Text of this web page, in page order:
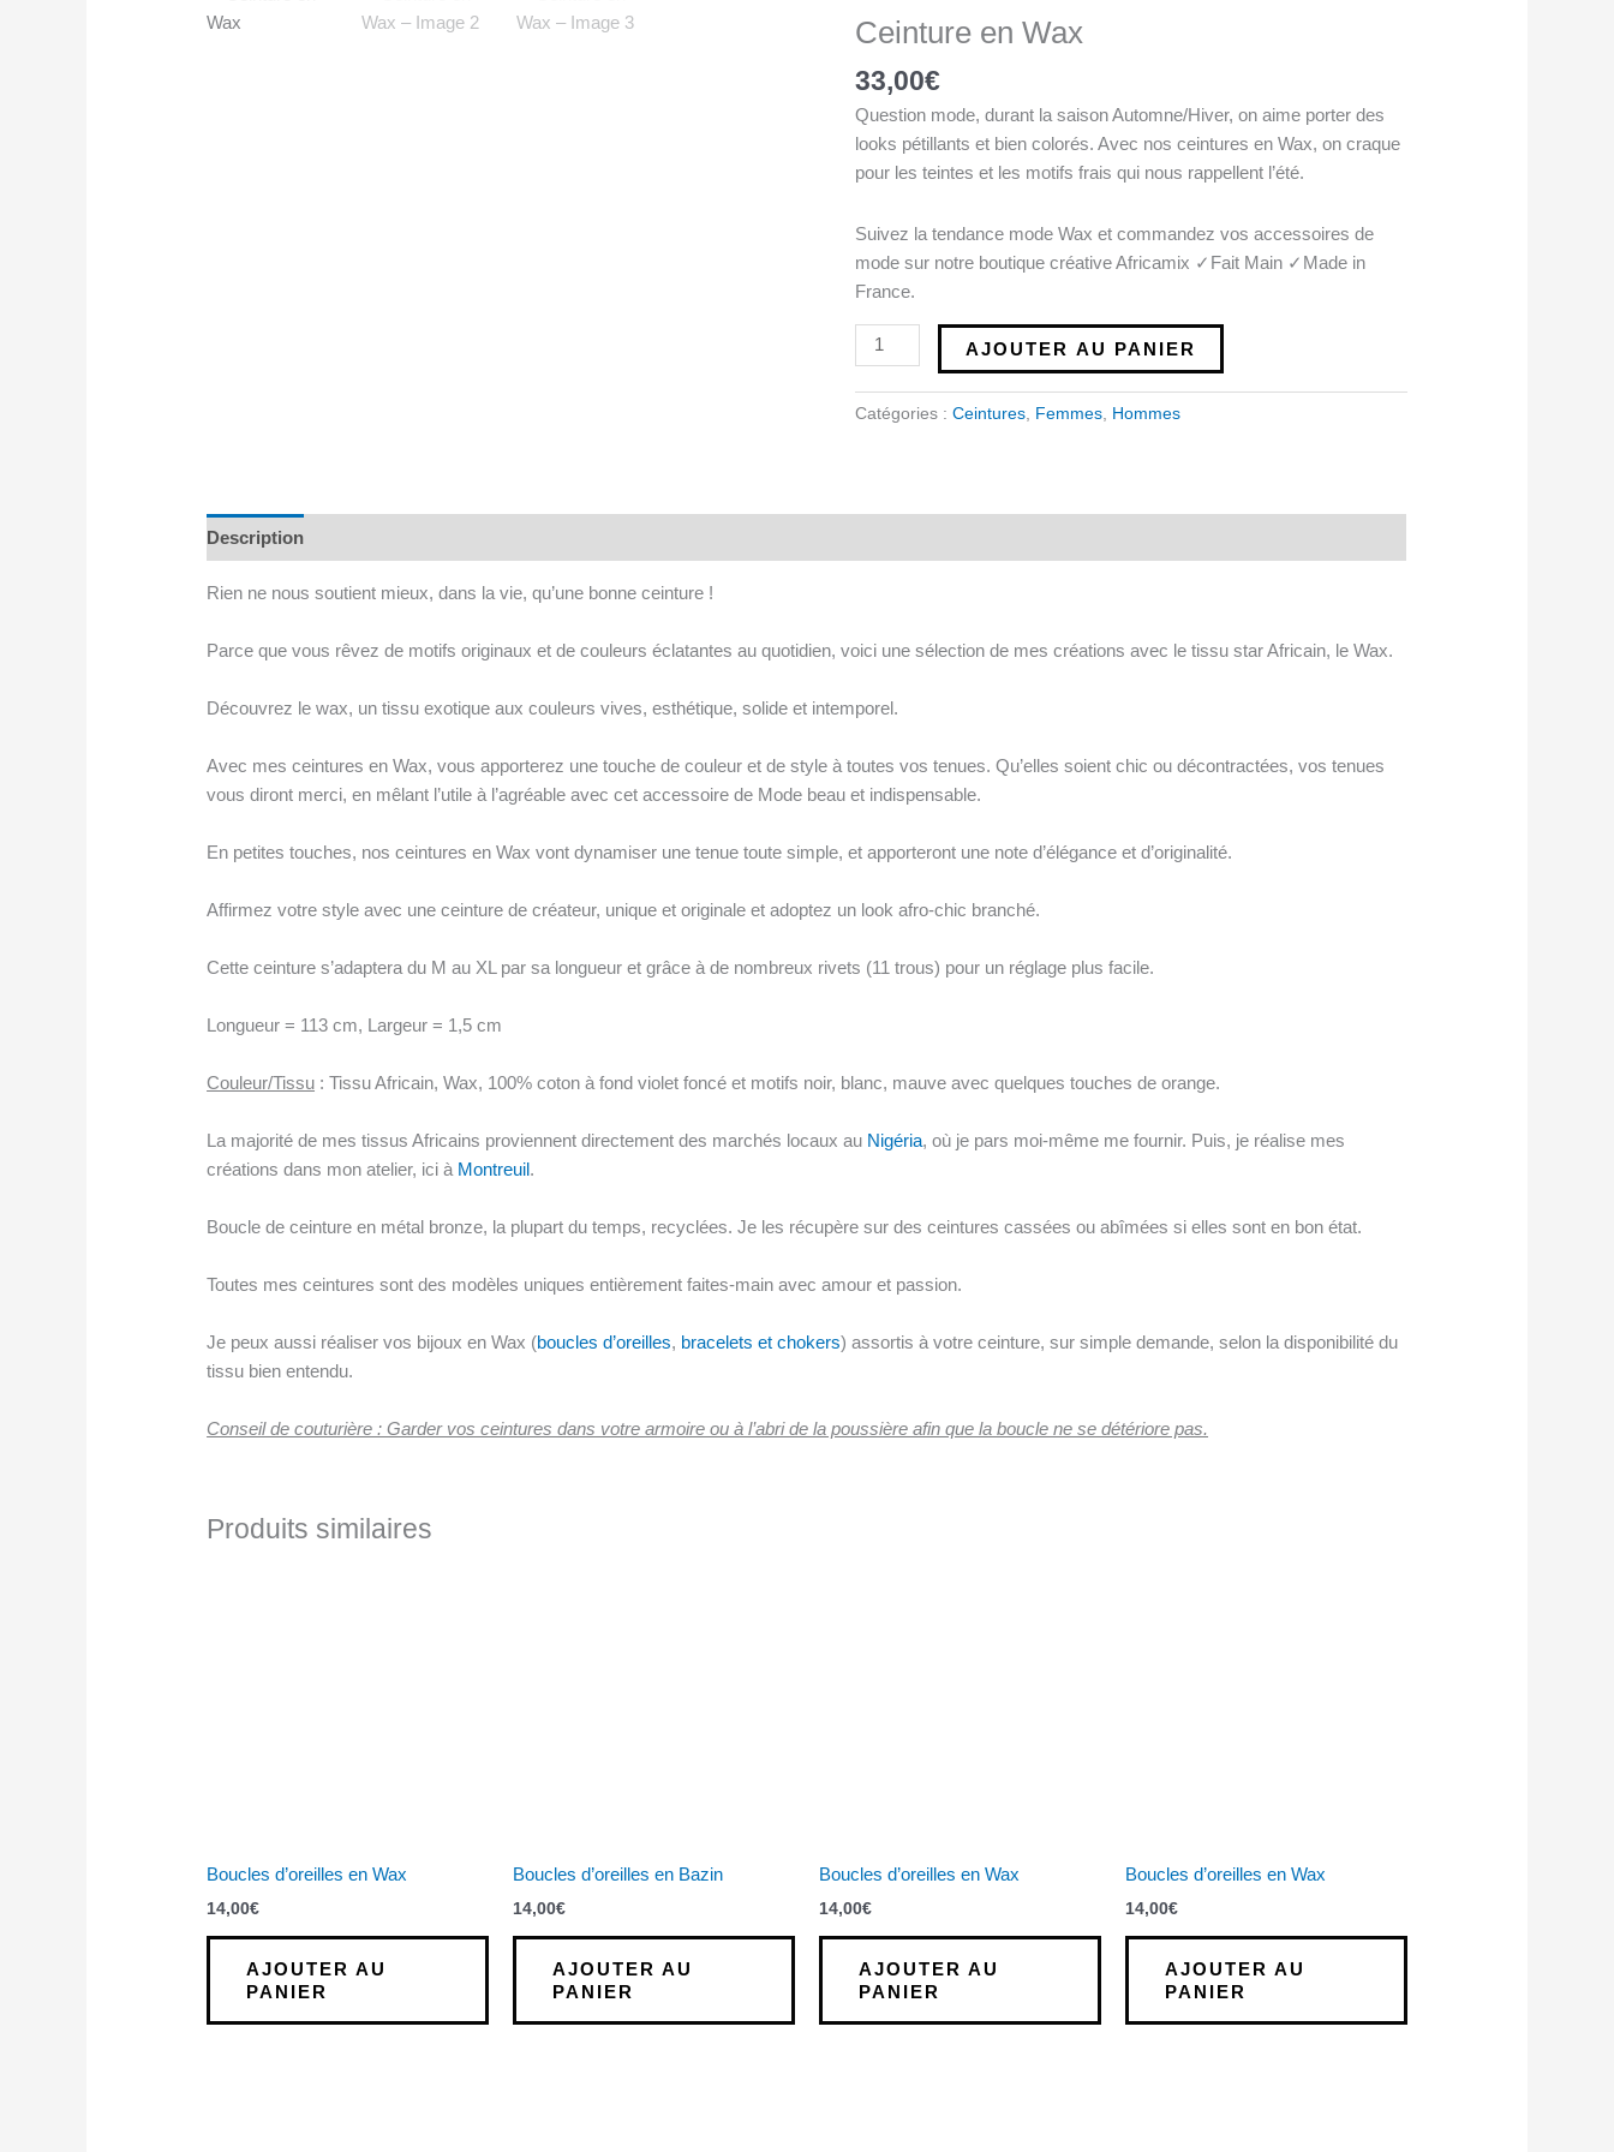
Ceinture en Wax
33,00€
Question mode, durant la saison Automne/Hiver, on aime porter des
looks pétillants et bien colorés. Avec nos ceintures en Wax, on craque
pour les teintes et les motifs frais qui nous rappellent l’été.
Suivez la tendance mode Wax et commandez vos accessoires de
mode sur notre boutique créative Africamix ✓Fait Main ✓Made in
France.
en
AJOUTER AU PANIER
Catégories : Ceintures, Femmes, Hommes
Description
Rien ne nous soutient mieux, dans la vie, qu’une bonne ceinture !
Parce que vous rêvez de motifs originaux et de couleurs éclatantes au quotidien, voici une sélection de mes créations avec le tissu star Africain, le Wax.
Découvrez le wax, un tissu exotique aux couleurs vives, esthétique, solide et intemporel.
Avec mes ceintures en Wax, vous apporterez une touche de couleur et de style à toutes vos tenues. Qu’elles soient chic ou décontractées, vos tenues
vous diront merci, en mêlant l’utile à l’agréable avec cet accessoire de Mode beau et indispensable.
En petites touches, nos ceintures en Wax vont dynamiser une tenue toute simple, et apporteront une note d’élégance et d’originalité.
Affirmez votre style avec une ceinture de créateur, unique et originale et adoptez un look afro-chic branché.
Cette ceinture s’adaptera du M au XL par sa longueur et grâce à de nombreux rivets (11 trous) pour un réglage plus facile.
Longueur = 113 cm, Largeur = 1,5 cm
Couleur/Tissu : Tissu Africain, Wax, 100% coton à fond violet foncé et motifs noir, blanc, mauve avec quelques touches de orange.
La majorité de mes tissus Africains proviennent directement des marchés locaux au Nigéria, où je pars moi-même me fournir. Puis, je réalise mes
créations dans mon atelier, ici à Montreuil.
Boucle de ceinture en métal bronze, la plupart du temps, recyclées. Je les récupère sur des ceintures cassées ou abîmées si elles sont en bon état.
Toutes mes ceintures sont des modèles uniques entièrement faites-main avec amour et passion.
Je peux aussi réaliser vos bijoux en Wax (boucles d’oreilles, bracelets et chokers) assortis à votre ceinture, sur simple demande, selon la disponibilité du
tissu bien entendu.
Conseil de couturière : Garder vos ceintures dans votre armoire ou à l’abri de la poussière afin que la boucle ne se détériore pas.
Produits similaires
Boucles d’oreilles en Wax
14,00€
AJOUTER AU
PANIER
Boucles d’oreilles en Bazin
14,00€
AJOUTER AU
PANIER
Boucles d’oreilles en Wax
14,00€
AJOUTER AU
PANIER
Boucles d’oreilles en Wax
14,00€
AJOUTER AU
PANIER